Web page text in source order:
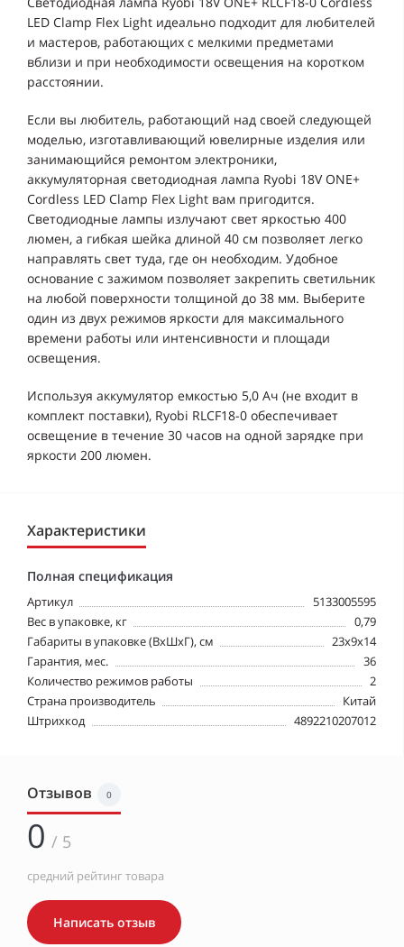
LED Clamp Flex Light идеально подходит для любителей
и мастеров, работающих с мелкими предметами
вблизи и при необходимости освещения на коротком
расстоянии.
Если вы любитель, работающий над своей следующей
моделью, изготавливающий ювелирные изделия или
занимающийся ремонтом электроники,
аккумуляторная светодиодная лампа Ryobi 18V ONE+
Cordless LED Clamp Flex Light вам пригодится.
Светодиодные лампы излучают свет яркостью 400
люмен, а гибкая шейка длиной 40 см позволяет легко
направлять свет туда, где он необходим. Удобное
основание с зажимом позволяет закрепить светильник
на любой поверхности толщиной до 38 мм. Выберите
один из двух режимов яркости для максимального
времени работы или интенсивности и площади
освещения.
Используя аккумулятор емкостью 5,0 Ач (не входит в
комплект поставки), Ryobi RLCF18-0 обеспечивает
освещение в течение 30 часов на одной зарядке при
яркости 200 люмен.
Характеристики
Полная спецификация
Артикул
5133005595
Вес в упаковке, кг
0,79
Габариты в упаковке (ВхШхГ), см
23x9x14
Гарантия, мес.
36
Количество режимов работы
2
Страна производитель
Китай
Штрихкод
4892210207012
Отзывов 0
0 / 5
средний рейтинг товара
Написать отзыв